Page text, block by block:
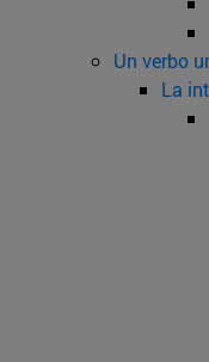
Un verbo
La